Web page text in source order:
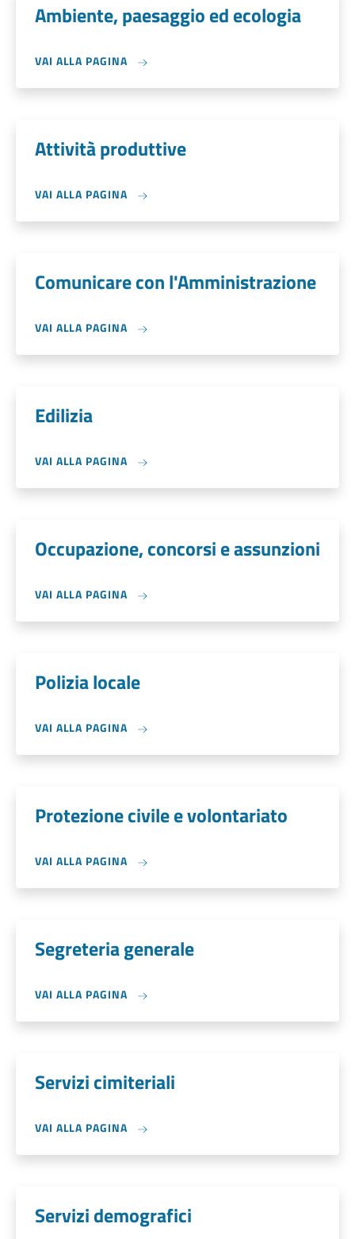
Ambiente, paesaggio ed ecologia
VAI ALLA PAGINA
Attività produttive
VAI ALLA PAGINA
Comunicare con l'Amministrazione
VAI ALLA PAGINA
Edilizia
VAI ALLA PAGINA
Occupazione, concorsi e assunzioni
VAI ALLA PAGINA
Polizia locale
VAI ALLA PAGINA
Protezione civile e volontariato
VAI ALLA PAGINA
Segreteria generale
VAI ALLA PAGINA
Servizi cimiteriali
VAI ALLA PAGINA
Servizi demografici